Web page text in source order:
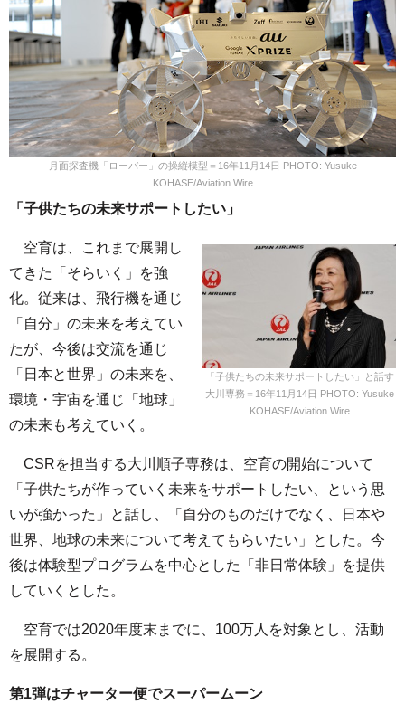
月面探査機「ローバー」の操縦模型＝16年11月14日 PHOTO: Yusuke
KOHASE/Aviation Wire
「子供たちの未来サポートしたい」
「子供たちの未来サポートしたい」と話す
大川専務＝16年11月14日 PHOTO: Yusuke
KOHASE/Aviation Wire
空育は、これまで展開し
てきた「そらいく」を強
化。従来は、飛行機を通じ
「自分」の未来を考えてい
たが、今後は交流を通じ
「日本と世界」の未来を、
環境・宇宙を通じ「地球」
の未来も考えていく。
CSRを担当する大川順子専務は、空育の開始について
「子供たちが作っていく未来をサポートしたい、という思
いが強かった」と話し、「自分のものだけでなく、日本や
世界、地球の未来について考えてもらいたい」とした。今
後は体験型プログラムを中心とした「非日常体験」を提供
していくとした。
空育では2020年度末までに、100万人を対象とし、活動
を展開する。
第1弾はチャーター便でスーパームーン